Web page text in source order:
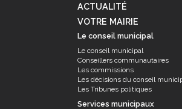
Les marchés
Numéros d'urgence
SANTÉ
Annuaire santé
ACTUALITÉ
VOTRE MAIRIE
Le conseil municipal
Le conseil municipal
Conseillers communautaires
Les commissions
Les décisions du conseil
Les Tribunes politiques
Services municipaux